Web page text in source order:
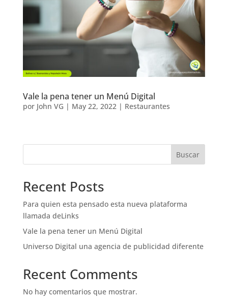
Vale la pena tener un Menú Digital
por John VG | May 22, 2022| Restaurantes
Buscar
Recent Posts
Para quien esta pensado esta nueva plataforma
llamada deLinks
Vale la pena tener un Menú Digital
Universo Digital una agencia de publicidad diferente
Recent Comments
No hay comentarios que mostrar.